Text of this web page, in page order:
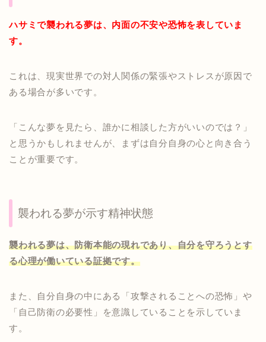
ハサミで襲われる夢は、内面の不安や恐怖を表していま
す。
これは、現実世界での対人関係の緊張やストレスが原因で
ある場合が多いです。
「こんな夢を見たら、誰かに相談した方がいいのでは？」
と思うかもしれませんが、まずは自分自身の心と向き合う
ことが重要です。
襲われる夢が示す精神状態
襲われる夢は、防衛本能の現れであり、自分を守ろうとす
る心理が働いている証拠です。
また、自分自身の中にある「攻撃されることへの恐怖」や
「自己防衛の必要性」を意識していることを示していま
す。